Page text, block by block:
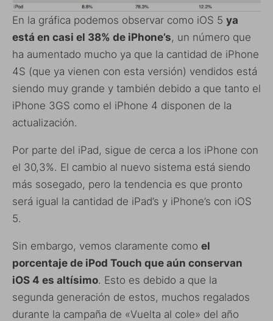
En la gráfica podemos observar como iOS 5 ya
está en casi el 38% de iPhone’s, un número que
ha aumentado mucho ya que la cantidad de iPhone
4S (que ya vienen con esta versión) vendidos está
siendo muy grande y también debido a que tanto el
iPhone 3GS como el iPhone 4 disponen de la
actualización.
Por parte del iPad, sigue de cerca a los iPhone con
el 30,3%. El cambio al nuevo sistema está siendo
más sosegado, pero la tendencia es que pronto
será igual la cantidad de iPad’s y iPhone’s con iOS
5.
Sin embargo, vemos claramente como el
porcentaje de iPod Touch que aún conservan
iOS 4 es altísimo. Esto es debido a que la
segunda generación de estos, muchos regalados
durante la campaña de «Vuelta al cole» del año